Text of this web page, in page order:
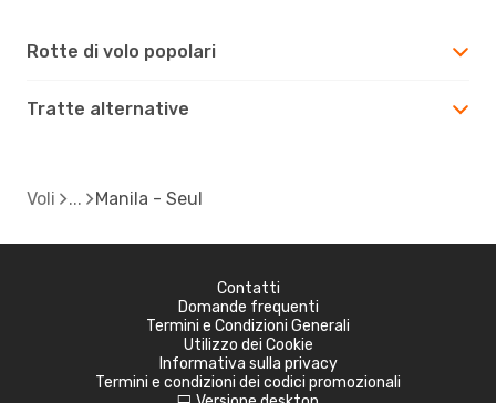
Rotte di volo popolari
Tratte alternative
Voli Manila - Seul
Contatti
Domande frequenti
Termini e Condizioni Generali
Utilizzo dei Cookie
Informativa sulla privacy
Termini e condizioni dei codici promozionali